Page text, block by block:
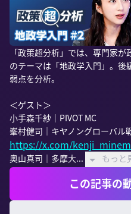
「政策超分析」では、専門家
のテーマは「地政学入門」。後
弱点を分析。
＜ゲスト＞
小手森千紗｜PIVOT MC
https://x.com/
奥山真司｜多摩大... もっと
この記事の